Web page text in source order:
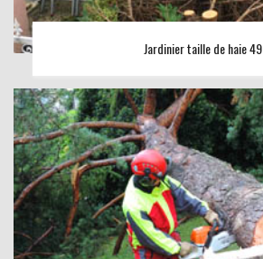
Jardinier taille de haie 49